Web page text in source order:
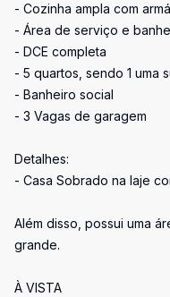
- Cozinha ampla com
- Área de serviço e
- DCE completa
- 5 quartos, sendo 1 uma
- Banheiro social
- 3 Vagas de garagem
Detalhes:
- Casa Sobrado na laje
Além disso, possui uma
grande.
À VISTA